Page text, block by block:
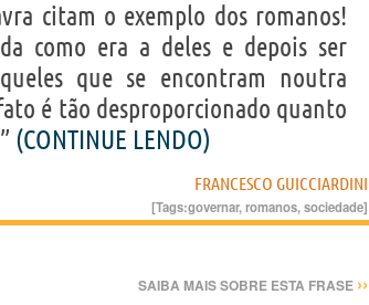
citam o exemplo dos romanos!
como era a deles e depois ser
que se encontram noutra
é tão desproporcionado quanto
(CONTINUE LENDO)
FRANCESCO GUICCIARDINI
[Tags:governar,romanos,sociedade]
SAIBA MAIS SOBRE ESTA FRASE ››